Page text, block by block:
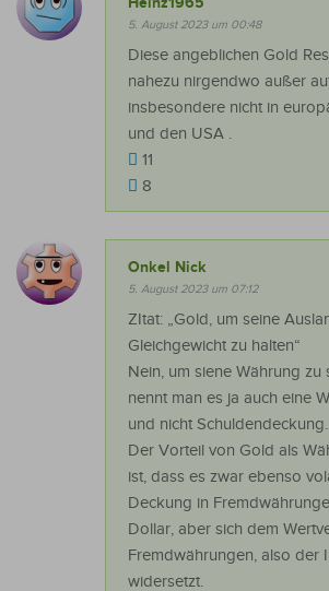
5. August 2023 um 00:48
Diese angeblichen Gold
nahezu nirgendwo außer
insbesondere nicht in
und den USA .
11
8
Onkel Nick
5. August 2023 um 07:12
ZItat: „Gold, um seine
Gleichgewicht zu halten“
Nein, um siene Währung zu
nennt man es ja auch eine
und nicht Schuldendeckung.
Der Vorteil von Gold als
ist, dass es zwar ebenso
Deckung in
Dollar, aber sich dem
Fremdwährungen, also der
widersetzt.